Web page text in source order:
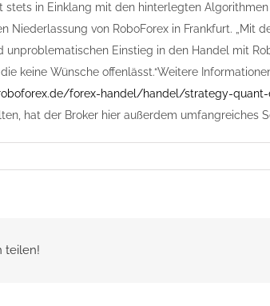
stets in Einklang mit den hinterlegten
Niederlassung von RoboForex in Frankfurt. „Mit
unproblematischen Einstieg in den Handel mit
keine Wünsche offenlässt.“Weitere
forex-handel/handel/strategy-
hat der Broker hier außerdem umfangreiches
teilen!